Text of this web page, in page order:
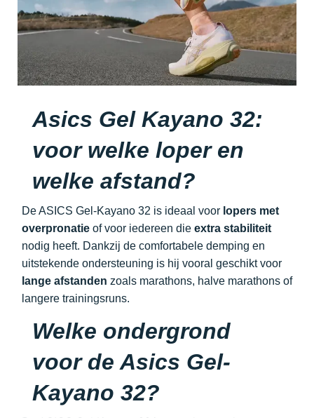
Asics Gel Kayano 32:
voor welke loper en
welke afstand?
De ASICS Gel-Kayano 32 is ideaal voor lopers met
overpronatie of voor iedereen die extra stabiliteit
nodig heeft. Dankzij de comfortabele demping en
uitstekende ondersteuning is hij vooral geschikt voor
lange afstanden zoals marathons, halve marathons of
langere trainingsruns.
Welke ondergrond
voor de Asics Gel-
Kayano 32?